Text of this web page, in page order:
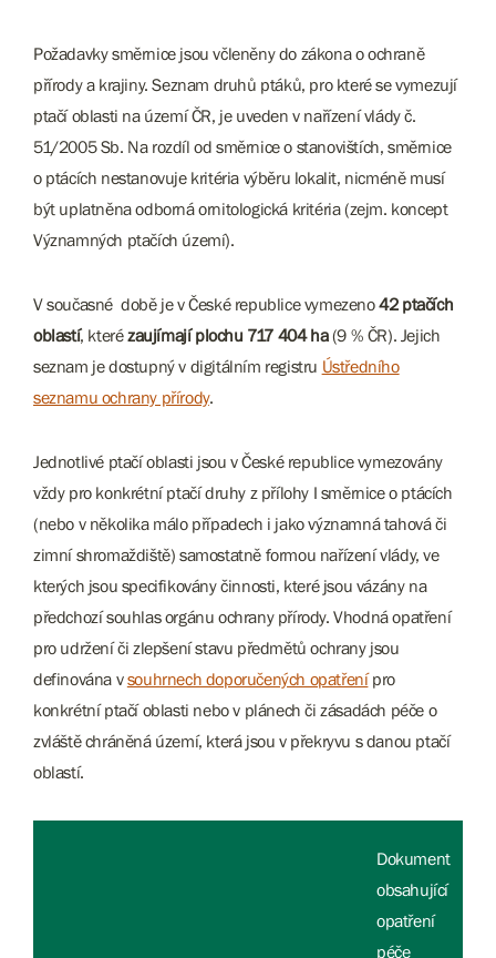
Požadavky směrnice jsou včleněny do zákona o ochraně
přírody a krajiny. Seznam druhů ptáků, pro které se vymezují
ptačí oblasti na území ČR, je uveden v nařízení vlády č.
51/2005 Sb. Na rozdíl od směrnice o stanovištích, směrnice
o ptácích nestanovuje kritéria výběru lokalit, nicméně musí
být uplatněna odborná ornitologická kritéria (zejm. koncept
Významných ptačích území).
V současné době je v České republice vymezeno42 ptačích
oblastí, kterézaujímají plochu 717 404 ha(9 % ČR). Jejich
seznam je dostupný v digitálním registru Ústředního
seznamu ochrany přírody.
Jednotlivé ptačí oblasti jsou v České republice vymezovány
vždy pro konkrétní ptačí druhy z přílohy I směrnice o ptácích
(nebo v několika málo případech i jako významná tahová či
zimní shromaždiště) samostatně formou nařízení vlády, ve
kterých jsou specifikovány činnosti, které jsou vázány na
předchozí souhlas orgánu ochrany přírody. Vhodná opatření
pro udržení či zlepšení stavu předmětů ochrany jsou
definována vsouhrnech doporučených opatřenípro
konkrétní ptačí oblasti nebo v plánech či zásadách péče o
zvláště chráněná území, která jsou v překryvu s danou ptačí
oblastí.
Dokument
obsahující
opatření
péče